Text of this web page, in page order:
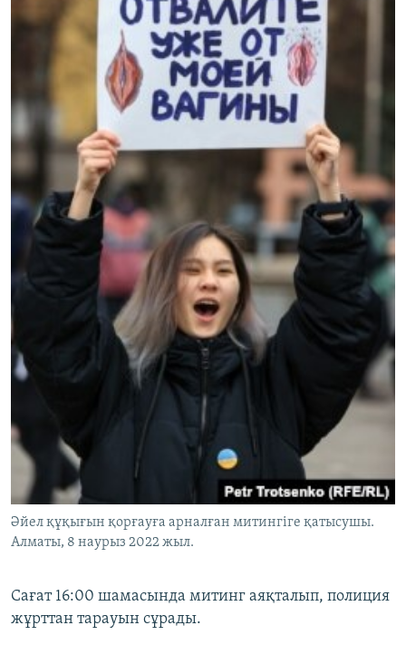
Әйел құқығын қорғауға арналған митингіге қатысушы.
Алматы, 8 наурыз 2022 жыл.
Сағат 16:00 шамасында митинг аяқталып, полиция
жұрттан тарауын сұрады.